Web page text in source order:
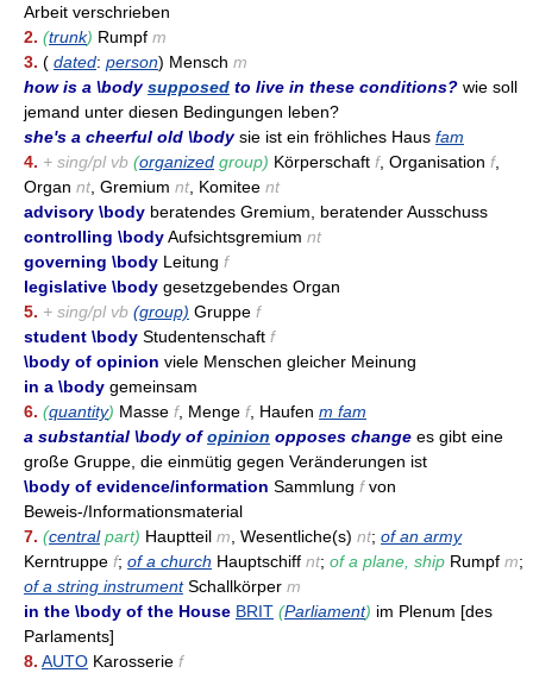
Arbeit verschrieben
2. (trunk) Rumpf m
3. ( dated: person) Mensch m
how is a \bodysupposed to live in these conditions? wie soll
jemand unter diesen Bedingungen leben?
she's a cheerful old \bodysie ist ein fröhliches Haus fam
4. + sing/pl vb (organized group) Körperschaft f, Organisation f,
Organ nt , Gremium nt , Komitee nt
advisory \body beratendes Gremium, beratender Ausschuss
controlling \bodyAufsichtsgremium nt
governing \body Leitung f
legislative \body gesetzgebendes Organ
5. + sing/pl vb (group) Gruppe f
student \body Studentenschaft f
\body of opinion viele Menschen gleicher Meinung
in a \body gemeinsam
6. (quantity) Masse f, Menge f, Haufen m fam
a substantial \body ofopinion opposes change es gibt eine
große Gruppe, die einmütig gegen Veränderungen ist
\body of evidence/information Sammlung fvon
Beweis-/Informationsmaterial
7. (centralpart) Hauptteil m , Wesentliche(s) nt; of an army
Kerntruppe f; of a church Hauptschiff nt; of a plane, ship Rumpf m;
of a string instrumentSchallkörper m
in the \body of the House BRIT (Parliament) im Plenum [des
Parlaments]
8. AUTO Karosserie f